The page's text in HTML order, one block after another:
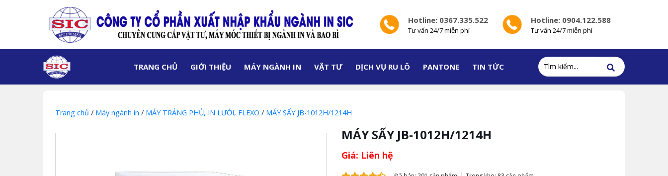
Hotline: 0367.335.522
Tư vấn 24/7 miễn phí
Hotline: 0904.122.588
Tư vấn 24/7 miễn phí
TRANG CHỦ GIỚI THIỆU MÁY NGÀNH IN VẬT TƯ DỊCH VỤ RU LÔ PANTONE TIN TỨC
Trang chủ / Máy ngành in / MÁY TRÁNG PHỦ, IN LƯỚI, FLEXO / MÁY SẤY JB-1012H/1214H
MÁY SẤY JB-1012H/1214H
Giá: Liên hệ